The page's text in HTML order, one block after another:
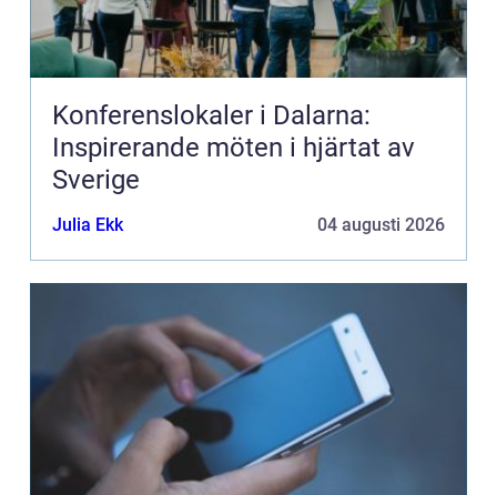
Konferenslokaler i Dalarna:
Inspirerande möten i hjärtat av
Sverige
Julia Ekk 04 augusti 2026